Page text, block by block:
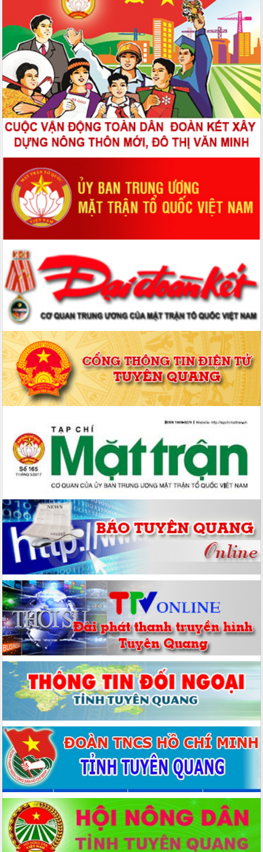
Nghị quyết số: 79-NQ/TW ngày 06/01/2026 của Bộ Chính trị Nghị
quyết 79-NQ/TW 2026, ngày 06/01/2026 của Bộ Chính trị về phát
triển kinh tế nhà nước
Quyết định số: 43/QĐ-MTTQ-BTT ngày 25/11/2025 của Uỷ ban
MTTQ tỉnh Tuyên Quang Quyết định hỗ trợ kinh phí làm mới và
sửa chữa nhà ở cho hộ thuộc Chương trình xóa nhà tạm, nhà dột
nát năm 2025
Quyết định số: 43/QĐ-MTTQ-BTT ngày 25/11/2025 của Uỷ ban
MTTQ tỉnh Tuyên Quang Quyết định hỗ trợ kinh phí làm mới và
sửa chữa nhà ở cho hộ thuộc Chương trình xóa nhà tạm, nhà dột
nát năm 2025
Quyết định số: 382/QĐ-MTTQ-BTT ngày 28/10/2025 của Uỷ ban
lệch đối với nhà ở thuộc 02 Chương trình mục tiêu quốc gia năm
2025, từ nguồn ủng hộ xóa nhà tạm, nhà dột nát
Loại khác số: LỜI KÊU GỌI ngày 10/10/2025 của Uỷ ban MTTQ
tỉnh Tuyên Quang LỜI KÊU GỌI ỦNG HỘ ĐỒNG BÀO BỊ THIỆT HẠI
DO BÃO SỐ 10 GÂY RA Hưởng ứng Lời kêu gọi của Đoàn Chủ tịch
của Thường trực Tỉnh ủy; Ủy ban Mặt trận Tổ quốc Việt Nam tỉnh
Tuyên Quang kêu gọi các cơ quan, đơn vị, tổ chức, doanh nghiệp,
cán bộ, chiến sĩ, công chức, viên chức, người lao động, nhà hảo
tâm, Nhân dân trong và ngoài tỉnh phát huy truyền thống đoàn
kết, “tương thân, tương ái”, biến khó khăn thành sức mạnh, bằng
những việc làm nghĩa tình, những tấm lòng vàng chung tay sẻ
chia, hỗ trợ, động viên cả về vật chất và tinh thần, giúp đỡ Nhân
dân và các địa phương nhanh chóng khắc phục thiệt hại, sớm ổn
định cuộc sống, khôi phục sản xuất, kinh doanh. Với tinh thần
“nhường cơm sẻ áo”, người có của góp của, người có công góp
công, có ít góp ít, có nhiều góp nhiều (mức phấn đấu chung là: cán
bộ, công chức, viên chức, chiến sĩ lực lượng vũ trang, người hưởng
lương từ
Quyết định số: 319/QĐ-MTTQ-BVĐCT ngày 07/10/2025 của Uỷ
ban MTTQ tỉnh Tuyên Quang Quyết định về việc mua nước uống,
nhu yếu phẩm thiết yếu hỗ trợ Nhân dân bị ảnh hưởng do bão số
10 gây ra (đợt 5)
Quyết định số: 316/QĐ-MTTQ-BVĐCT ngày 05/10/2025 của Uỷ
ban MTTQ tỉnh Tuyên Quang Quyết định về việc mua nước uống,
nhu yếu phẩm thiết yếu hỗ trợ Nhân dân bị ảnh hưởng do bão số
10 gây ra (đợt 4)
Hướng dẫn số: 07/KH-MTTQ-BTT ngày 17/09/2025 của Uỷ ban
MTTQ tỉnh Tuyên Quang Hướng dẫn tuyên truyền Đại hội đại biểu
Mặt trận Tổ quốc Việt Nam cấp xã, cấp tỉnh tiến tới Đại hội đại biểu
toàn quốc Mặt trận Tổ quốc Việt Nam nhiệm kỳ 2026 - 2031
Hướng dẫn số: 06/HD-MTTQ-BTT ngày 10/09/2025 của Uỷ ban
MTTQ tỉnh Tuyên Quang Hướng dẫn tổ chức Đại hội đại biểu Mặt
trận Tổ quốc Việt Nam cấp xã, nhiệm kỳ 2025 - 2030
Hướng dẫn số: 06/HD-MTTQ-BTT ngày 10/09/2025 của Uỷ ban
MTTQ tỉnh Tuyên Quang Hướng dẫn tổ chức Đại hội đại biểu Mặt
trận Tổ quốc Việt Nam cấp xã, nhiệm kỳ 2025 - 2030
Kế hoạch số: 12/KH-MTTQ-BTT ngày 10/09/2025 của Uỷ ban
MTTQ tỉnh Tuyên Quang Kế hoạch Tổ chức Đại hội đại biểu Mặt
trận Tổ quốc Việt Nam cấp xã, cấp tỉnh nhiệm kỳ 2025 - 2030